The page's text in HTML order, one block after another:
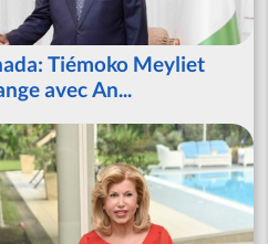
Tiémoko Meyliet
avec An...